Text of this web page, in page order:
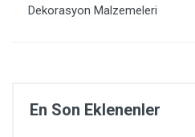
Dekorasyon Malzemeleri
En Son Eklenenler